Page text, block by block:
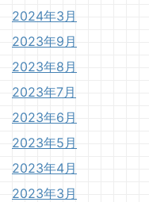
2024年3月
2023年9月
2023年8月
2023年7月
2023年6月
2023年5月
2023年4月
2023年3月